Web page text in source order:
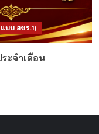
บบ สขร.1)
ะจำเดือน